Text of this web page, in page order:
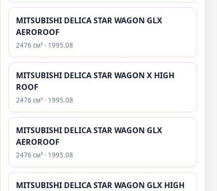
MITSUBISHI DELICA STAR WAGON GLX
AEROROOF
2476 см³ · 1995.08
MITSUBISHI DELICA STAR WAGON X HIGH
ROOF
2476 см³ · 1995.08
MITSUBISHI DELICA STAR WAGON GLX
AEROROOF
2476 см³ · 1995.08
MITSUBISHI DELICA STAR WAGON GLX HIGH